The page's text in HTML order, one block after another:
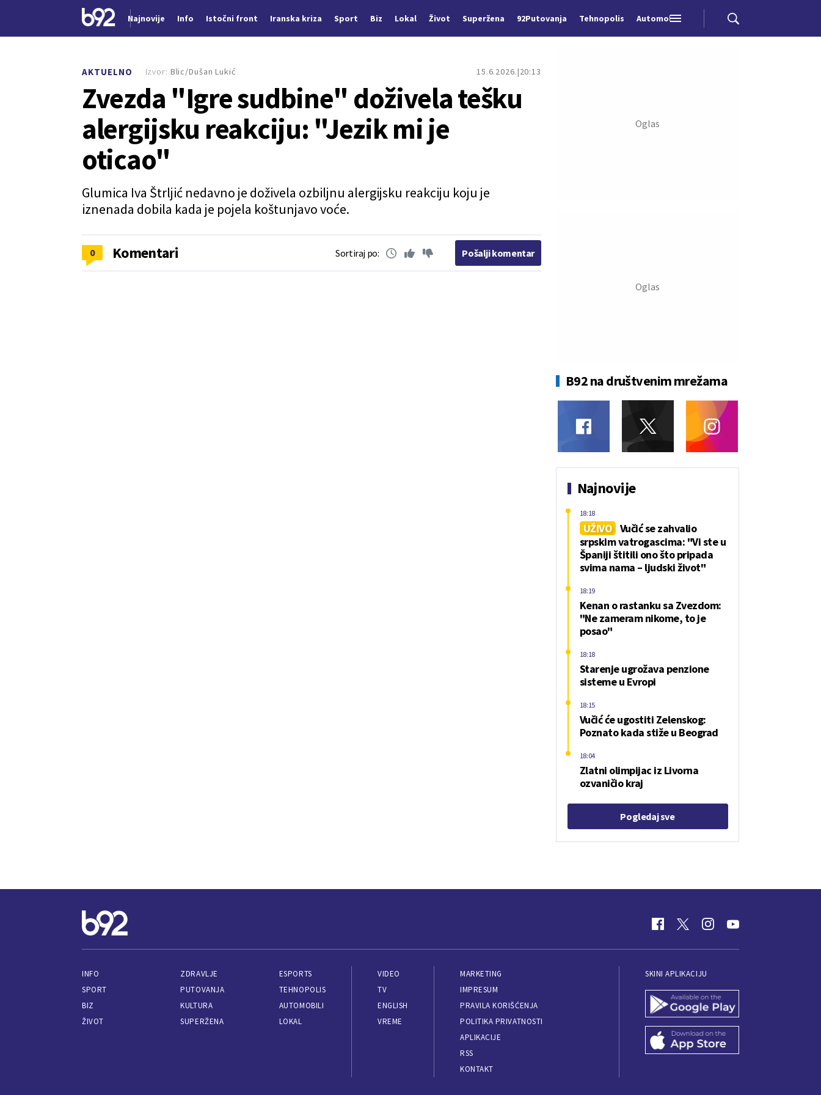
Najnovije Info Istočni front Iranska kriza Sport Biz Lokal Život Superžena 92Putovanja Tehnopolis Automobili
AKTUELNO 15.6.2026. 20:13
Zvezda "Igre sudbine" doživela tešku
alergijsku reakciju: "Jezik mi je
oticao"
Glumica Iva Štrljić nedavno je doživela ozbiljnu alergijsku reakciju koju je
iznenada dobila kada je pojela koštunjavo voće.
Izvor: Blic/Dušan Lukić
0 Komentari Sortiraj po: Pošalji komentar
B92 na društvenim mrežama
Najnovije
UŽIVO Vučić se zahvalio
srpskim vatrogascima: "Vi ste u
Španiji štitili ono što pripada
svima nama – ljudski život"
18:18
Kenan o rastanku sa Zvezdom:
"Ne zameram nikome, to je
posao"
18:19
Starenje ugrožava penzione
sisteme u Evropi
18:18
Vučić će ugostiti Zelenskog:
Poznato kada stiže u Beograd
18:15
Zlatni olimpijac iz Livorna
ozvaničio kraj
18:04
Pogledaj sve
INFO
SPORT
BIZ
ŽIVOT
ZDRAVLJE
PUTOVANJA
KULTURA
SUPERŽENA
ESPORTS
TEHNOPOLIS
AUTOMOBILI
LOKAL
VIDEO
TV
ENGLISH
VREME
MARKETING
IMPRESUM
PRAVILA KORIŠĆENJA
POLITIKA PRIVATNOSTI
APLIKACIJE
RSS
KONTAKT
SKINI APLIKACIJU